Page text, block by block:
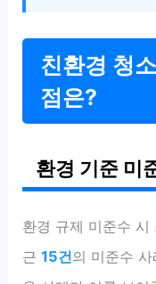
친환경 청
점은?
환경 기준 미
환경 규제 미준수
근15건의 미준수